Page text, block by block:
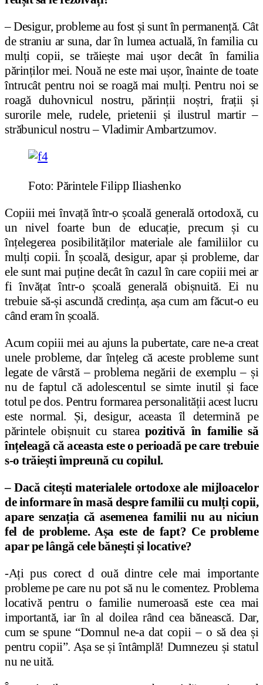
– Desigur, probleme au fost și sunt în permanență. Cât
de straniu ar suna, dar în lumea actuală, în familia cu
mulți copii, se trăiește mai ușor decât în familia
părinților mei. Nouă ne este mai ușor, înainte de toate
întrucât pentru noi se roagă mai mulți. Pentru noi se
roagă duhovnicul nostru, părinții noștri, frații și
surorile mele, rudele, prietenii și ilustrul martir –
străbunicul nostru – Vladimir Ambartzumov.
Foto: Părintele Filipp Iliashenko
Copiii mei învață într-o școală generală ortodoxă, cu
un nivel foarte bun de educație, precum și cu
înțelegerea posibilităților materiale ale familiilor cu
mulți copii. În școală, desigur, apar și probleme, dar
ele sunt mai puține decât în cazul în care copiii mei ar
fi învățat într-o școală generală obișnuită. Ei nu
trebuie să-și ascundă credința, așa cum am făcut-o eu
când eram în școală.
Acum copiii mei au ajuns la pubertate, care ne-a creat
unele probleme, dar înțeleg că aceste probleme sunt
legate de vârstă – problema negării de exemplu – și
nu de faptul că adolescentul se simte inutil și face
totul pe dos. Pentru formarea personalității acest lucru
este normal. Și, desigur, aceasta îl determină pe
părintele obișnuit cu starea pozitivă în familie să
înțeleagă că aceasta este o perioadă pe care trebuie
s-o trăiești împreună cu copilul.
– Dacă citești materialele ortodoxe ale mijloacelor
de informare în masă despre familii cu mulți copii,
apare senzația că asemenea familii nu au niciun
fel de probleme. Așa este de fapt? Ce probleme
apar pe lângă cele bănești și locative?
-Ați pus corect d ouă dintre cele mai importante
probleme pe care nu pot să nu le comentez. Problema
locativă pentru o familie numeroasă este cea mai
importantă, iar în al doilea rând cea bănească. Dar,
cum se spune “Domnul ne-a dat copii – o să dea și
pentru copii”. Așa se și întâmplă! Dumnezeu și statul
nu ne uită.